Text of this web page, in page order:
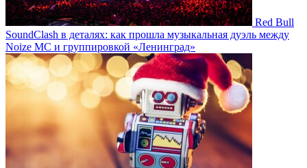
Red Bull
SoundClash в деталях: как прошла музыкальная дуэль между
Noize MC и группировкой «Ленинград»